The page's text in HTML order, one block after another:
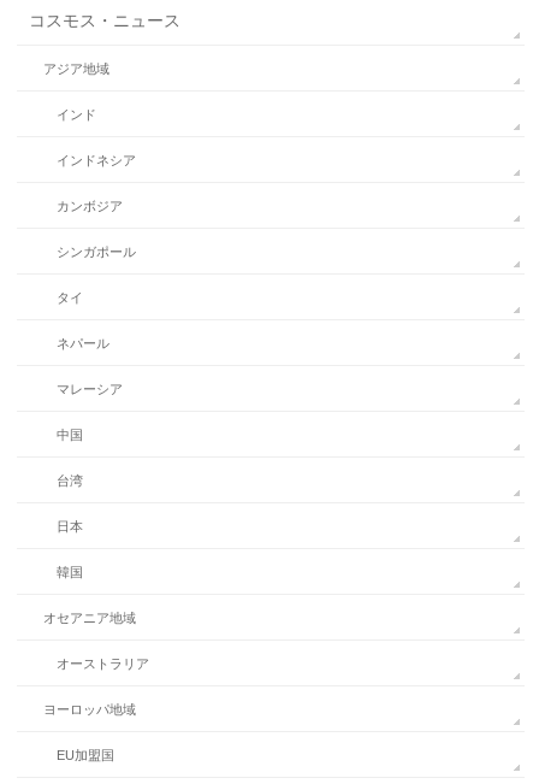
コスモス・ニュース
アジア地域
インド
インドネシア
カンボジア
シンガポール
タイ
ネパール
マレーシア
中国
台湾
日本
韓国
オセアニア地域
オーストラリア
ヨーロッパ地域
EU加盟国